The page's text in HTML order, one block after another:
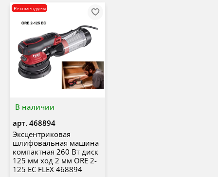
В наличии
Рекомендуем
арт. 468894
Эксцентриковая
шлифовальная машина
компактная 260 Вт диск
125 мм ход 2 мм ORE 2-
125 EC FLEX 468894